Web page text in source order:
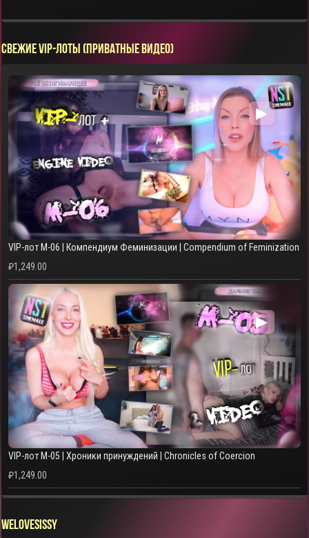
СВЕЖИЕ VIP-ЛОТЫ (ПРИВАТНЫЕ ВИДЕО)
▶
VIP-лот M-06 | Компендиум Феминизации | Compendium of Feminization
₽1,249.00
▶
VIP-лот M-05 | Хроники принуждений | Chronicles of Coercion
₽1,249.00
WELOVESISSY